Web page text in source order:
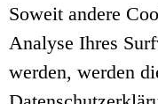
Soweit andere
Analyse Ihres
werden, werden